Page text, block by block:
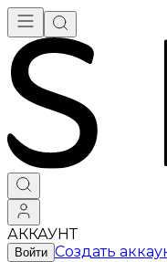
АККАУНТ
Войти Создать